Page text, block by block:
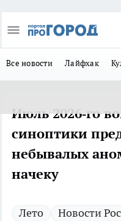
Все новости Лайфхак
Июль 2026‑го
синоптики
небывалых
начеку
Лето Новости